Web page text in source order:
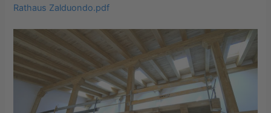
Rathaus Zalduondo.pdf